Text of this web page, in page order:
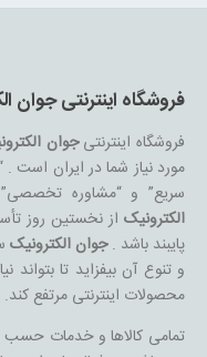
فروشگاه اینترنتی جوان
فروشگاه اینترنتیجوان
مورد نیاز شما در ایران است .
سریع” و “مشاوره
الکترونیکاز نخستین روز
پایبند باشد .جوان الکترونیک
و تنوع آن بیفزاید تا بتواند
محصولات اینترنتی مرتفع کند.
تمامی کالاها و خدمات حسب